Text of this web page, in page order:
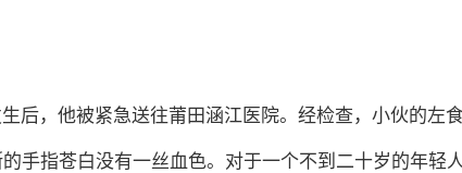
后，他被紧急送往莆田涵江医院。经检查，小伙的左
手指苍白没有一丝血色。对于一个不到二十岁的年轻